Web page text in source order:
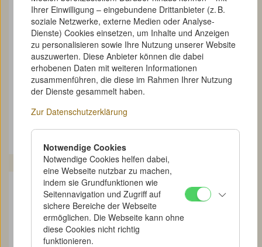
A 029
Volks-Film-Verband: Dsiga Werthoff, der Regisseur vom Kino-Auge,
Moskau. Spricht bei der Uraufführung seiner Filme
Ihrer Einwilligung – eingebundene Drittanbieter (z. B.
soziale Netzwerke, externe Medien oder Analyse-
Dienste) Cookies einsetzen, um Inhalte und Anzeigen
zu personalisieren sowie Ihre Nutzung unserer Website
auszuwerten. Diese Anbieter können die dabei
erhobenen Daten mit weiteren Informationen
zusammenführen, die diese im Rahmen Ihrer Nutzung
der Dienste gesammelt haben.
Zur Datenschutzerklärung
Notwendige Cookies
Notwendige Cookies helfen dabei,
eine Webseite nutzbar zu machen,
indem sie Grundfunktionen wie
Seitennavigation und Zugriff auf
sichere Bereiche der Webseite
ermöglichen. Die Webseite kann ohne
diese Cookies nicht richtig
funktionieren.